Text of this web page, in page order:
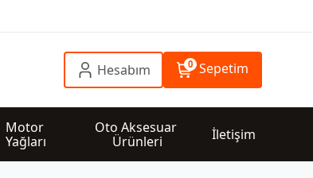
Hesabım 0 Sepetim
Motor
Yağları
Oto Aksesuar
Ürünleri
İletişim